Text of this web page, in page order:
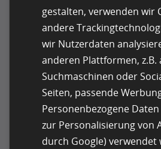
Design und Inhalt sind
Reisetext
Was macht
guten
gestalten, verwenden wir
andere
wir Nutzerdaten
anderen Plattformen, z.B.
Suchmaschinen oder
Seiten, passende
Personenbezogene
zur Personalisierung von
durch Google) verwendet